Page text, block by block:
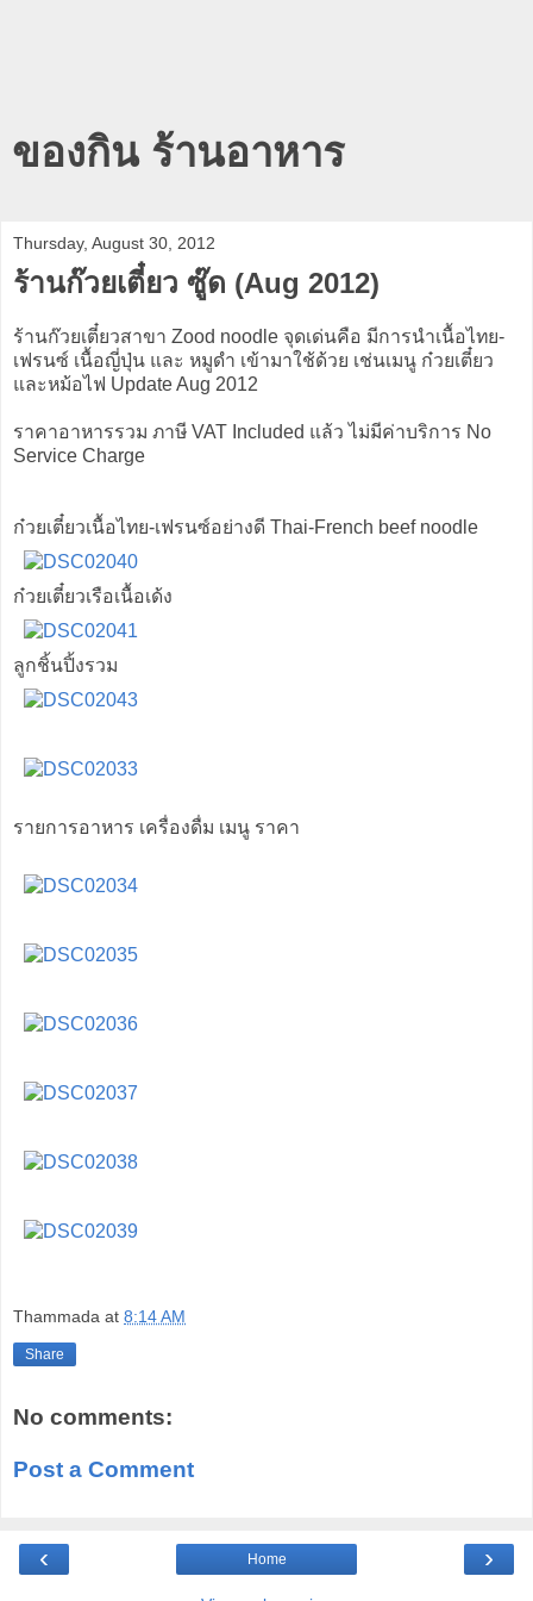
ของกิน ร้านอาหาร
Thursday, August 30, 2012
ร้านก๊วยเตี๋ยว ซู๊ด (Aug 2012)
ร้านก๊วยเตี๋ยวสาขา Zood noodle จุดเด่นคือ มีการนำเนื้อไทย-
เฟรนซ์ เนื้อญี่ปุ่น และ หมูดำ เข้ามาใช้ด้วย เช่นเมนู ก๋วยเตี๋ยว
และหม้อไฟ Update Aug 2012
ราคาอาหารรวม ภาษี VAT Included แล้ว ไม่มีค่าบริการ No
Service Charge
ก๋วยเตี๋ยวเนื้อไทย-เฟรนซ์อย่างดี Thai-French beef noodle
ก๋วยเตี๋ยวเรือเนื้อเด้ง
ลูกชิ้นปิ้งรวม
รายการอาหาร เครื่องดื่ม เมนู ราคา
Thammada at 8:14 AM
Share
No comments:
Post a Comment
‹ ›
Home